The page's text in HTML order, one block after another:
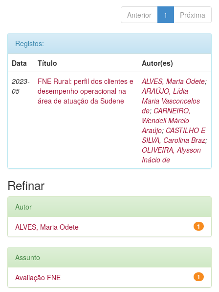
Anterior 1 Próxima
Registos:
Data
Título
Autor(es)
2023-
05
FNE Rural: perfil dos clientes e
desempenho operacional na
área de atuação da Sudene
ALVES, Maria Odete;
ARAÚJO, Lídia
Maria Vasconcelos
de; CARNEIRO,
Wendell Márcio
Araújo; CASTILHO E
SILVA, Carolina Braz;
OLIVEIRA, Alysson
Inácio de
Refinar
Autor
1
ALVES, Maria Odete
Assunto
1
Avaliação FNE